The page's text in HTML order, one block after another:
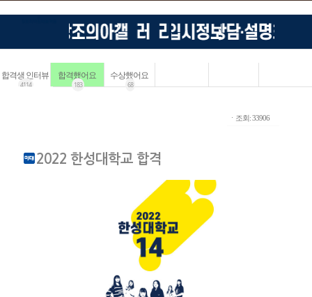
합격생 인터뷰
4114
합격했어요
183
수상했어요
68
ㆍ조회: 33906
2022 한성대학교 합격